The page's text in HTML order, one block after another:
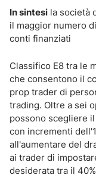
In sintesi la società
il maggior numero
conti finanziati
Classifico E8 tra le
che consentono il
prop trader di
trading. Oltre a sei
possono scegliere
con incrementi
all'aumentare del
ai trader di
desiderata tra il